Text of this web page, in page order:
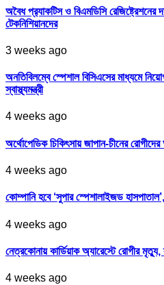
অবৈধ প্র‍্যাকটিস ও বিএমডিসি রেজিষ্ট্রেশনের
টেকনিশিয়ানদের
3 weeks ago
অনতিবিলম্বে স্পেশাল বিসিএসের মাধ্যমে
স্বাস্থ্যমন্ত্রী
4 weeks ago
অর্থোপেডিক চিকিৎসায় জাপান-চীনের
4 weeks ago
কোম্পানি হবে ‘সুপার স্পেশালাইজড
4 weeks ago
নেত্রকোনায় কার্ডিয়াক অ্যারেস্টে রোগীর
4 weeks ago